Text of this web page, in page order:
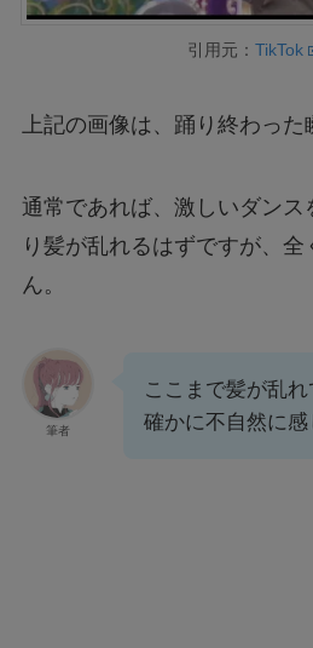
引用元： TikTok
上記の画像は、踊り終わった
通常であれば、激しいダンス
り髪が乱れるはずですが、
ん。
筆者
ここまで髪が乱れ
確かに不自然に感